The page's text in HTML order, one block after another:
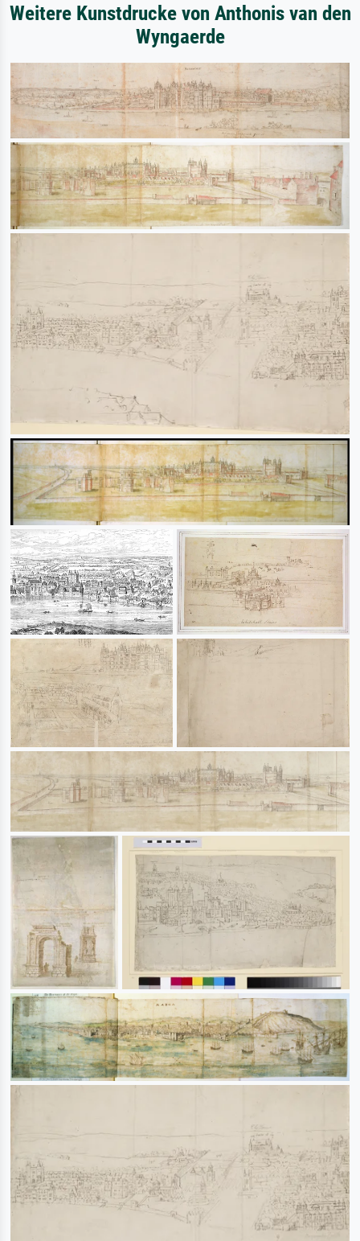
Weitere Kunstdrucke von Anthonis van den
Wyngaerde